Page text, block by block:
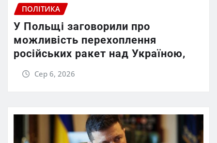
ПОЛІТИКА
У Польщі заговорили про
можливість перехоплення
російських ракет над Україною,
Сер 6, 2026